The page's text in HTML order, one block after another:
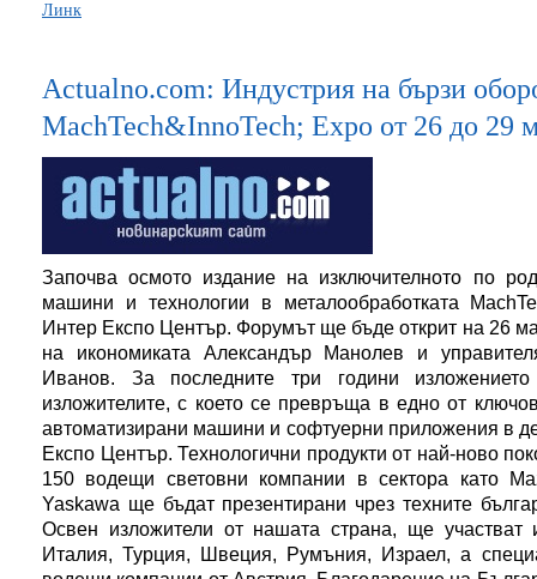
Линк
Actualno.com: Индустрия на бързи
MachTech&InnoTech; Expo от 26 до 29
Започва осмото издание на изключителното по
машини и технологии в металообработката
Интер Експо Център. Форумът ще бъде открит на 26
на икономиката Александър Манолев и
Иванов. За последните три години
изложителите, с което се превръща в едно от
автоматизирани машини и софтуерни приложения в
Експо Център. Технологични продукти от най-ново
150 водещи световни компании в сектора като
Yaskawa ще бъдат презентирани чрез техните
Освен изложители от нашата страна, ще
Италия, Турция, Швеция, Румъния, Израел, а